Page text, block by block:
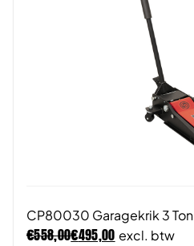
CP80030 Garagekrik 3 Ton
€558,00€495,00 excl. btw